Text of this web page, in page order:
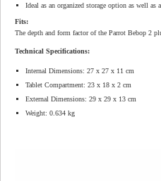
Ideal as an organized storage option as well as
Fits:
The depth and form factor of the Parrot Bebop 2
Technical Specifications:
Internal Dimensions: 27 x 27 x 11 cm
Tablet Compartment: 23 x 18 x 2 cm
External Dimensions: 29 x 29 x 13 cm
Weight: 0.634 kg